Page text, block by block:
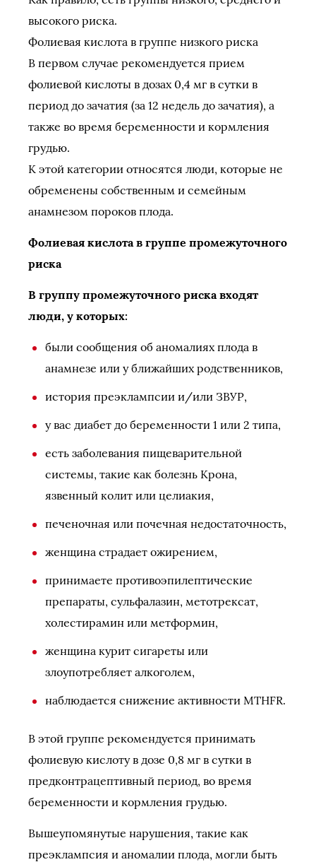
высокого риска.
Фолиевая кислота в группе низкого риска
В первом случае рекомендуется прием
фолиевой кислоты в дозах 0,4 мг в сутки в
период до зачатия (за 12 недель до зачатия), а
также во время беременности и кормления
грудью.
К этой категории относятся люди, которые не
обременены собственным и семейным
анамнезом пороков плода.
Фолиевая кислота в группе промежуточного
риска
В группу промежуточного риска входят
люди, у которых:
были сообщения об аномалиях плода в
анамнезе или у ближайших родственников,
история преэклампсии и/или ЗВУР,
у вас диабет до беременности 1 или 2 типа,
есть заболевания пищеварительной
системы, такие как болезнь Крона,
язвенный колит или целиакия,
печеночная или почечная недостаточность,
женщина страдает ожирением,
принимаете противоэпилептические
препараты, сульфалазин, метотрексат,
холестирамин или метформин,
женщина курит сигареты или
злоупотребляет алкоголем,
наблюдается снижение активности MTHFR.
В этой группе рекомендуется принимать
фолиевую кислоту в дозе 0,8 мг в сутки в
предконтрацептивный период, во время
беременности и кормления грудью.
Вышеупомянутые нарушения, такие как
преэклампсия и аномалии плода, могли быть